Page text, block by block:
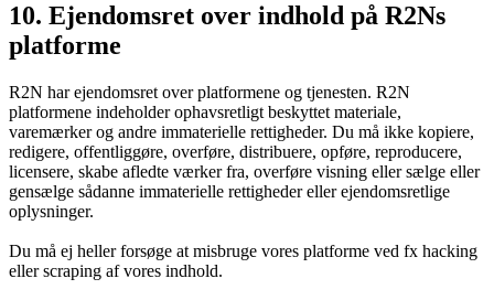
10. Ejendomsret over indhold på R2Ns
platforme
R2N har ejendomsret over platformene og tjenesten. R2N
platformene indeholder ophavsretligt beskyttet materiale,
varemærker og andre immaterielle rettigheder. Du må ikke kopiere,
redigere, offentliggøre, overføre, distribuere, opføre, reproducere,
licensere, skabe afledte værker fra, overføre visning eller sælge eller
gensælge sådanne immaterielle rettigheder eller ejendomsretlige
oplysninger.
Du må ej heller forsøge at misbruge vores platforme ved fx hacking
eller scraping af vores indhold.